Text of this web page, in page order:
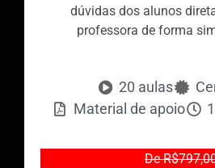
dúvidas dos alunos
professora de forma
20 aulas
Material de apoio
De